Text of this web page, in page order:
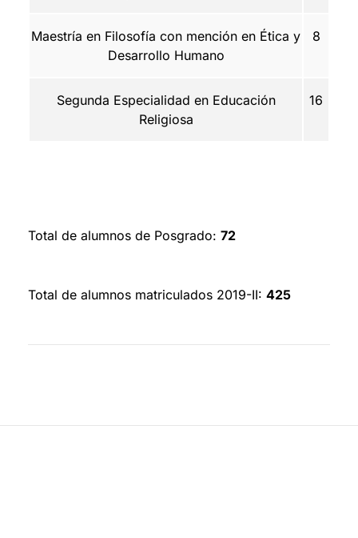
Maestría en Filosofía con mención en Ética y
Desarrollo Humano
8
Segunda Especialidad en Educación
Religiosa
16
Total de alumnos de Posgrado: 72
Total de alumnos matriculados 2019-II: 425